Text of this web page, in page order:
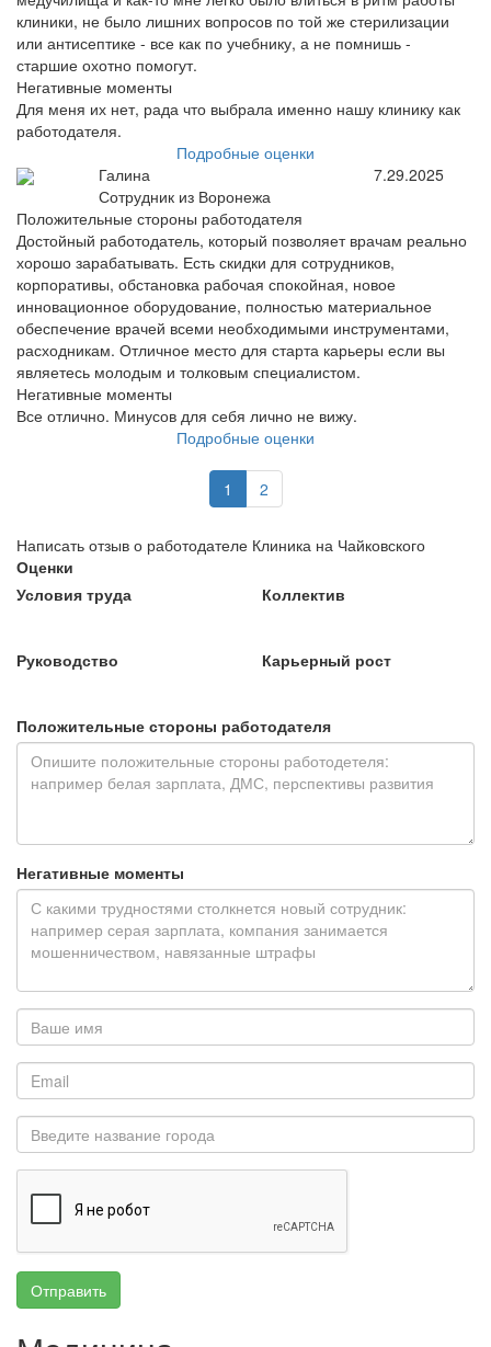
клиники, не было лишних вопросов по той же стерилизации
или антисептике - все как по учебнику, а не помнишь -
старшие охотно помогут.
Негативные моменты
Для меня их нет, рада что выбрала именно нашу клинику как
работодателя.
Подробные оценки
Галина
Сотрудник из Воронежа
7.29.2025
Положительные стороны работодателя
Достойный работодатель, который позволяет врачам реально
хорошо зарабатывать. Есть скидки для сотрудников,
корпоративы, обстановка рабочая спокойная, новое
инновационное оборудование, полностью материальное
обеспечение врачей всеми необходимыми инструментами,
расходникам. Отличное место для старта карьеры если вы
являетесь молодым и толковым специалистом.
Негативные моменты
Все отлично. Минусов для себя лично не вижу.
Подробные оценки
1 2
Написать отзыв о работодателе Клиника на Чайковского
Оценки
Условия труда
Коллектив
Руководство Карьерный рост
Положительные стороны работодателя
Негативные моменты
Отправить